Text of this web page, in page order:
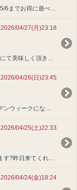
どんたくフェア見て頂きましたか？？5/6までお得に遊べます！ぜひ遊びに来てねつばさ?女の子ページへ http://365diary.net/djVTQkFXL3EvaGlwcGVycy80OTY・・・
仲良しさんから頂いたイチゴ朝ごはんにて美味しく頂きました?とっても甘々で美味しかったです(^^)♪フルーツだいすき！つばさ女の子ページへ http://365diary.net/SWR5Q1M2・・・
2026/04/27(月)23:18
2026/04/26(日)23:45
こんばんは?本日おやすみ頂いております?昨日来てくれたお兄さんが最後に書いてくれたアンケートです嬉しすぎて日記あげちゃう…?嬉しいこと書いてくれたから次こそパチンコ勝てるよ～～????つぎの出勤・・・
2026/04/25(土)22:33
2026/04/24(金)18:24